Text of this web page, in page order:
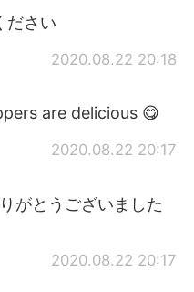
ださい
2020.08.22 20:18
are delicious 😋
2020.08.22 20:17
がとうございました
2020.08.22 20:17